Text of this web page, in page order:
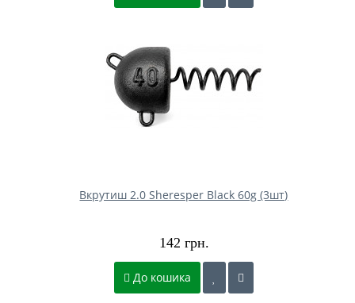
Вкрутиш 2.0 Sheresper Black 60g (3шт)
142 грн.
До кошика